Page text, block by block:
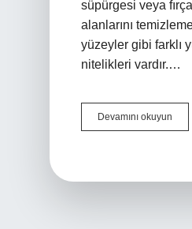
süpürgesi veya
alanlarını
yüzeyler gibi farklı
nitelikleri vardır.…
Devamını okuyun